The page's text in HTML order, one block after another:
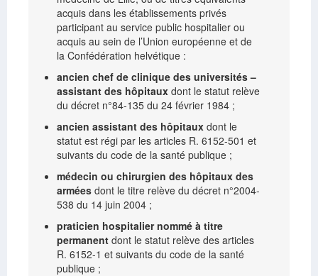
acquis dans les établissements privés
participant au service public hospitalier ou
acquis au sein de l’Union européenne et de
la Confédération helvétique :
ancien chef de clinique des universités –
assistant des hôpitaux dont le statut relève
du décret n°84-135 du 24 février 1984 ;
ancien assistant des hôpitaux dont le
statut est régi par les articles R. 6152-501 et
suivants du code de la santé publique ;
médecin ou chirurgien des hôpitaux des
armées dont le titre relève du décret n°2004-
538 du 14 juin 2004 ;
praticien hospitalier nommé à titre
permanent dont le statut relève des articles
R. 6152-1 et suivants du code de la santé
publique ;